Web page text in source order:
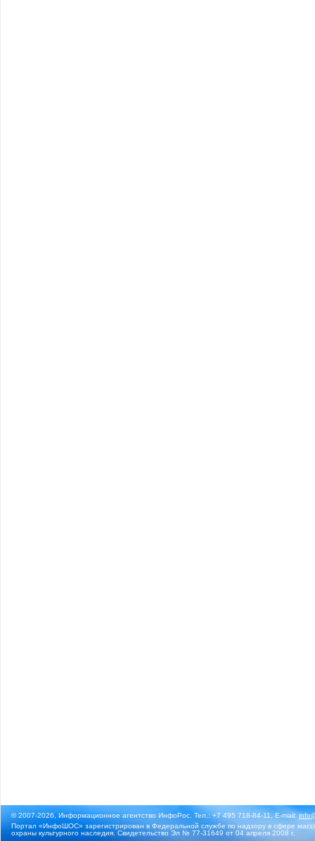
© 2007-2026, Информационное агентство ИнфоРос. Тел.: +7 495 718-84-11, E-mail:
Портал «ИнфоШОС» зарегистрирован в Федеральной службе по надзору в сфере
охраны культурного наследия. Свидетельство Эл № 77-31649 от 04 апреля 2008 г.